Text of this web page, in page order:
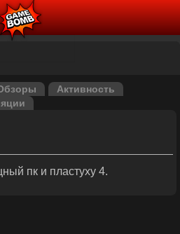
Активность
пк и пластуху 4.